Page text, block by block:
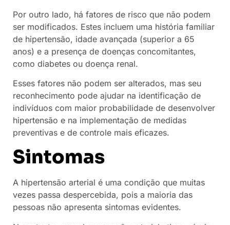
Por outro lado, há fatores de risco que não podem
ser modificados. Estes incluem uma história familiar
de hipertensão, idade avançada (superior a 65
anos) e a presença de doenças concomitantes,
como diabetes ou doença renal.
Esses fatores não podem ser alterados, mas seu
reconhecimento pode ajudar na identificação de
indivíduos com maior probabilidade de desenvolver
hipertensão e na implementação de medidas
preventivas e de controle mais eficazes.
Sintomas
A hipertensão arterial é uma condição que muitas
vezes passa despercebida, pois a maioria das
pessoas não apresenta sintomas evidentes.